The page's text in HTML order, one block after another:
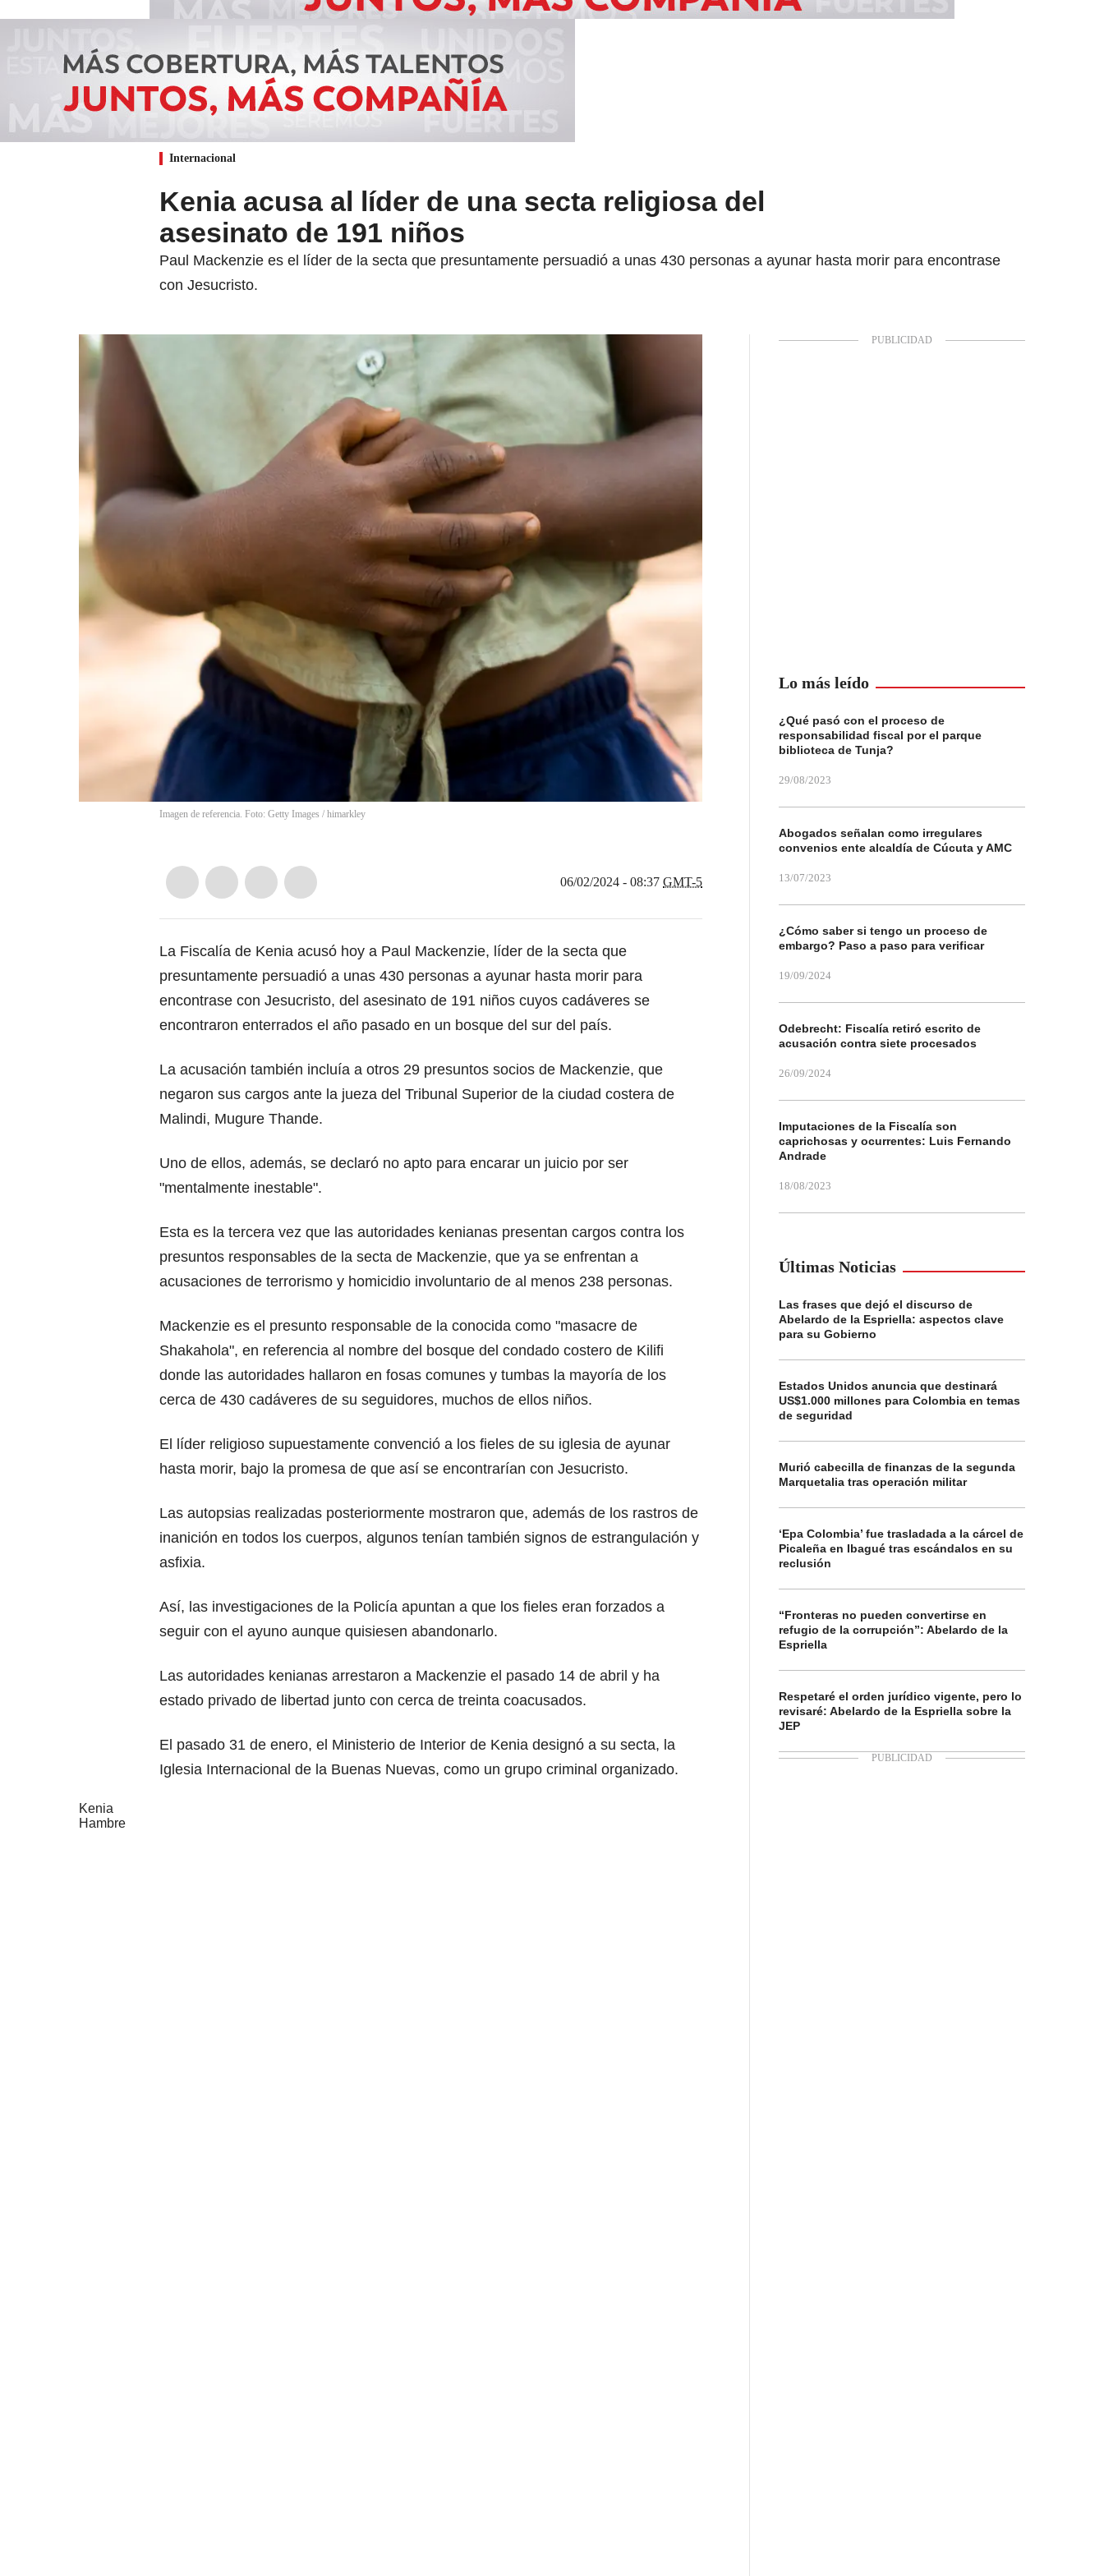
Internacional
Kenia acusa al líder de una secta religiosa del
asesinato de 191 niños
Paul Mackenzie es el líder de la secta que presuntamente persuadió a unas 430 personas a ayunar hasta morir para encontrase
con Jesucristo.
Imagen de referencia. Foto: Getty Images / himarkley
06/02/2024 - 08:37 GMT-5
La Fiscalía de Kenia acusó hoy a Paul Mackenzie, líder de la secta que
presuntamente persuadió a unas 430 personas a ayunar hasta morir para
encontrase con Jesucristo, del asesinato de 191 niños cuyos cadáveres se
encontraron enterrados el año pasado en un bosque del sur del país.
La acusación también incluía a otros 29 presuntos socios de Mackenzie, que
negaron sus cargos ante la jueza del Tribunal Superior de la ciudad costera de
Malindi, Mugure Thande.
Uno de ellos, además, se declaró no apto para encarar un juicio por ser
"mentalmente inestable".
Esta es la tercera vez que las autoridades kenianas presentan cargos contra los
presuntos responsables de la secta de Mackenzie, que ya se enfrentan a
acusaciones de terrorismo y homicidio involuntario de al menos 238 personas.
Mackenzie es el presunto responsable de la conocida como "masacre de
Shakahola", en referencia al nombre del bosque del condado costero de Kilifi
donde las autoridades hallaron en fosas comunes y tumbas la mayoría de los
cerca de 430 cadáveres de su seguidores, muchos de ellos niños.
El líder religioso supuestamente convenció a los fieles de su iglesia de ayunar
hasta morir, bajo la promesa de que así se encontrarían con Jesucristo.
Las autopsias realizadas posteriormente mostraron que, además de los rastros de
inanición en todos los cuerpos, algunos tenían también signos de estrangulación y
asfixia.
Así, las investigaciones de la Policía apuntan a que los fieles eran forzados a
seguir con el ayuno aunque quisiesen abandonarlo.
Las autoridades kenianas arrestaron a Mackenzie el pasado 14 de abril y ha
estado privado de libertad junto con cerca de treinta coacusados.
El pasado 31 de enero, el Ministerio de Interior de Kenia designó a su secta, la
Iglesia Internacional de la Buenas Nuevas, como un grupo criminal organizado.
Kenia
Hambre
Lo más leído
¿Qué pasó con el proceso de
responsabilidad fiscal por el parque
biblioteca de Tunja?
29/08/2023
Abogados señalan como irregulares
convenios ente alcaldía de Cúcuta y AMC
13/07/2023
¿Cómo saber si tengo un proceso de
embargo? Paso a paso para verificar
19/09/2024
Odebrecht: Fiscalía retiró escrito de
acusación contra siete procesados
26/09/2024
Imputaciones de la Fiscalía son
caprichosas y ocurrentes: Luis Fernando
Andrade
18/08/2023
Últimas Noticias
Las frases que dejó el discurso de
Abelardo de la Espriella: aspectos clave
para su Gobierno
Estados Unidos anuncia que destinará
US$1.000 millones para Colombia en temas
de seguridad
Murió cabecilla de finanzas de la segunda
Marquetalia tras operación militar
‘Epa Colombia’ fue trasladada a la cárcel de
Picaleña en Ibagué tras escándalos en su
reclusión
“Fronteras no pueden convertirse en
refugio de la corrupción”: Abelardo de la
Espriella
Respetaré el orden jurídico vigente, pero lo
revisaré: Abelardo de la Espriella sobre la
JEP